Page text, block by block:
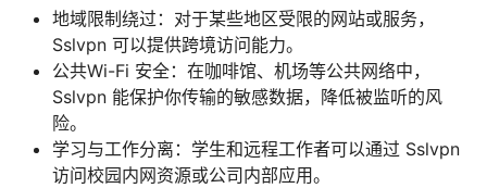
地域限制绕过：对于某些地区受限的网站或服务，
Sslvpn 可以提供跨境访问能力。
公共Wi-Fi 安全：在咖啡馆、机场等公共网络中，
Sslvpn 能保护你传输的敏感数据，降低被监听的风
险。
学习与工作分离：学生和远程工作者可以通过 Sslvpn
访问校园内网资源或公司内部应用。